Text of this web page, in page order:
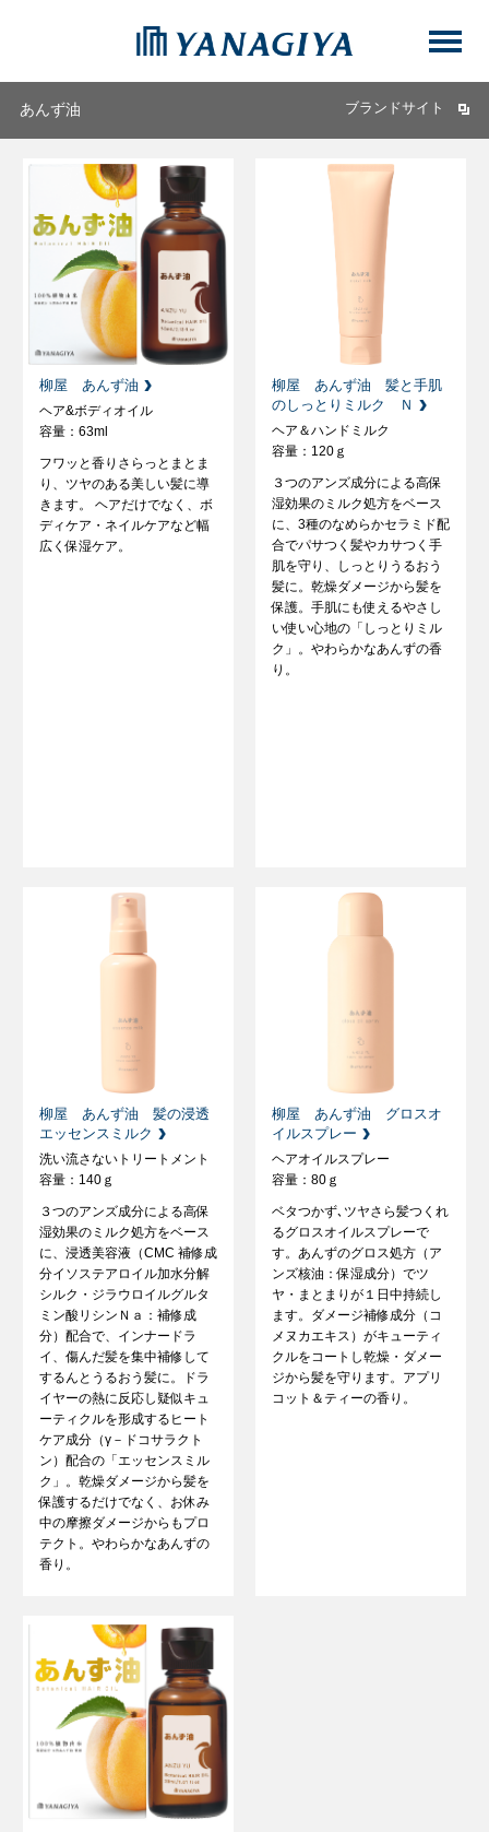
あんず油 ブランドサイト
柳屋 あんず油
ヘア&ボディオイル
容量：63ml
フワッと香りさらっとまとま
り、ツヤのある美しい髪に導
きます。 ヘアだけでなく、ボ
ディケア・ネイルケアなど幅
広く保湿ケア。
柳屋 あんず油 髪と手肌
のしっとりミルク Ｎ
ヘア＆ハンドミルク
容量：120ｇ
３つのアンズ成分による高保
湿効果のミルク処方をベース
に、3種のなめらかセラミド配
合でパサつく髪やカサつく手
肌を守り、しっとりうるおう
髪に。乾燥ダメージから髪を
保護。手肌にも使えるやさし
い使い心地の「しっとりミル
ク」。やわらかなあんずの香
り。
柳屋 あんず油 髪の浸透
エッセンスミルク
洗い流さないトリートメント
容量：140ｇ
３つのアンズ成分による高保
湿効果のミルク処方をベース
に、浸透美容液（CMC 補修成
分イソステアロイル加水分解
シルク・ジラウロイルグルタ
ミン酸リシンＮａ：補修成
分）配合で、インナードラ
イ、傷んだ髪を集中補修して
するんとうるおう髪に。ドラ
イヤーの熱に反応し疑似キュ
ーティクルを形成するヒート
ケア成分（γ－ドコサラクト
ン）配合の「エッセンスミル
ク」。乾燥ダメージから髪を
保護するだけでなく、お休み
中の摩擦ダメージからもプロ
テクト。やわらかなあんずの
香り。
柳屋 あんず油 グロスオ
イルスプレー
ヘアオイルスプレー
容量：80ｇ
ベタつかず､ツヤさら髪つくれ
るグロスオイルスプレーで
す。あんずのグロス処方（ア
ンズ核油：保湿成分）でツ
ヤ・まとまりが１日中持続し
ます。ダメージ補修成分（コ
メヌカエキス）がキューティ
クルをコートし乾燥・ダメー
ジから髪を守ります。アプリ
コット＆ティーの香り。